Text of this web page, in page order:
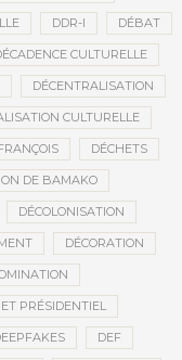
DDR-I DÉBAT
CULTURELLE
DÉCENTRALISATION
CULTURELLE
DÉCHETS
DE BAMAKO
DÉCOLONISATION
DÉCORATION
PRÉSIDENTIEL
DEF